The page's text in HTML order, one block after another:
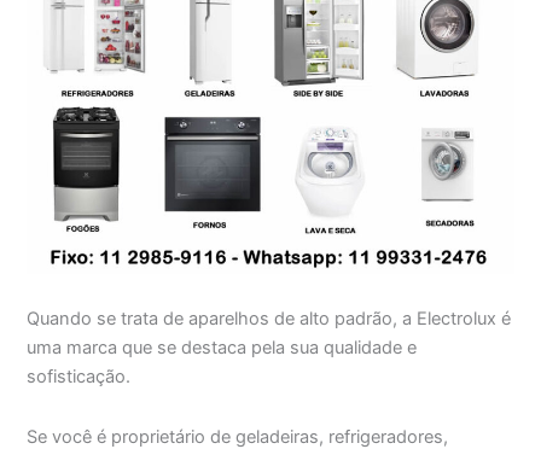
Quando se trata de aparelhos de alto padrão, a Electrolux é
uma marca que se destaca pela sua qualidade e
sofisticação.
Se você é proprietário de geladeiras, refrigeradores,